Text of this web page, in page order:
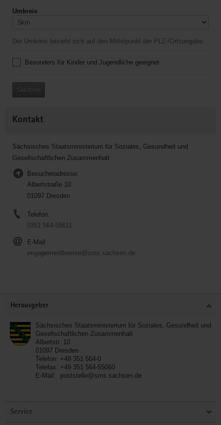
Umkreis
Der Umkreis bezieht sich auf den Mittelpunkt der PLZ-/Ortsangabe.
Besonders für Kinder und Jugendliche geeignet
Suchen
Kontakt
Sächsisches Staatsministerium für Soziales, Gesundheit und
Gesellschaftlichen Zusammenhalt
Besucheradresse:
Albertstraße 10
01097 Dresden
Telefon:
0351 564-58611
E-Mail
engagementboerse@sms.sachsen.de
Herausgeber
Sächsisches Staatsministerium für Soziales, Gesundheit und
Gesellschaftlichen Zusammenhalt
Albertstr. 10
01097 Dresden
Telefon: +49 351 564-0
Telefax: +49 351 564-55060
E-Mail:
poststelle@sms.sachsen.de
Service